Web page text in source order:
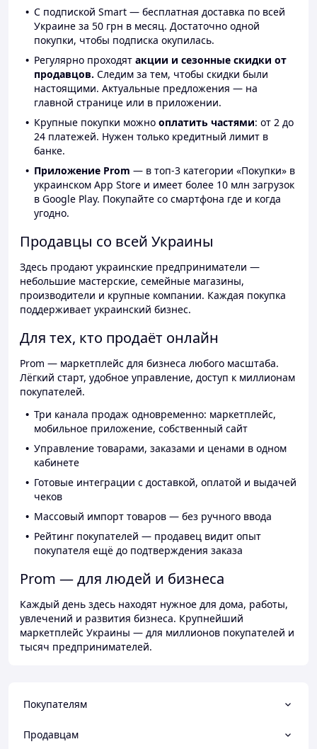
С подпиской Smart — бесплатная доставка по всей
Украине за 50 грн в месяц. Достаточно одной
покупки, чтобы подписка окупилась.
Регулярно проходят акции и сезонные скидки от
продавцов. Следим за тем, чтобы скидки были
настоящими. Актуальные предложения — на
главной странице или в приложении.
Крупные покупки можно оплатить частями: от 2 до
24 платежей. Нужен только кредитный лимит в
банке.
Приложение Prom — в топ-3 категории «Покупки» в
украинском App Store и имеет более 10 млн загрузок
в Google Play. Покупайте со смартфона где и когда
угодно.
Продавцы со всей Украины
Здесь продают украинские предприниматели —
небольшие мастерские, семейные магазины,
производители и крупные компании. Каждая покупка
поддерживает украинский бизнес.
Для тех, кто продаёт онлайн
Prom — маркетплейс для бизнеса любого масштаба.
Лёгкий старт, удобное управление, доступ к миллионам
покупателей.
Три канала продаж одновременно: маркетплейс,
мобильное приложение, собственный сайт
Управление товарами, заказами и ценами в одном
кабинете
Готовые интеграции с доставкой, оплатой и выдачей
чеков
Массовый импорт товаров — без ручного ввода
Рейтинг покупателей — продавец видит опыт
покупателя ещё до подтверждения заказа
Prom — для людей и бизнеса
Каждый день здесь находят нужное для дома, работы,
увлечений и развития бизнеса. Крупнейший
маркетплейс Украины — для миллионов покупателей и
тысяч предпринимателей.
Покупателям
Продавцам